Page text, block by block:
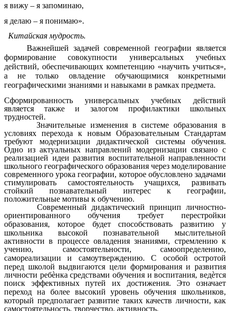
я вижу – я запоминаю,
я делаю – я понимаю».
Китайская мудрость.
Важнейшей задачей современной географии является
формирование совокупности универсальных учебных
действий, обеспечивающих компетенцию «научить учиться»,
а не только овладение обучающимися конкретными
географическими знаниями и навыками в рамках предмета.
Сформированность универсальных учебных действий
является также и залогом профилактики школьных
трудностей.
Значительные изменения в системе образования в
условиях перехода к новым Образовательным Стандартам
требуют модернизации дидактической системы обучения.
Одно из актуальных направлений модернизации связано с
реализацией идеи развития воспитательной направленности
школьного географического образования через моделирование
современного урока географии, которое обусловлено задачами
стимулировать самостоятельность учащихся, развивать
стойкий познавательный интерес к географии,
положительные мотивы к обучению.
Современный дидактический принцип личностно-
ориентированного
обучения требует перестройки
образования, которое будет способствовать
развитию у
школьника высокой познавательной мыслительной
активности в процессе овладения знаниями, стремлению к
учению, самостоятельности,
самоопределению,
самореализации и самоутверждению.
С особой остротой
перед школой выдвигаются цели формирования и развития
личности ребѐнка средствами обучения и воспитания, ведѐтся
поиск
эффективных путей их достижения. Это означает
переход на более высокий
уровень обучения школьников,
который предполагает развитие таких качеств личности, как
самостоятельность, творчество, активность.